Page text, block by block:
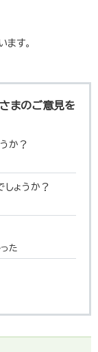
す。
まのご意見を
か？
しょうか？
た